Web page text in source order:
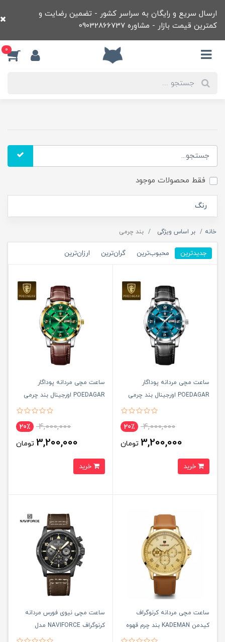
ارسال سریع و رایگان به سراسر کشور - تضمین رضایت و
کمترین قیمت بازار - مشاوره 09032866737
0
فقط محصولات موجود
رنگ
خانه بر اساس ویژگی بند چرمی
جدیدترین محبوب‌ترین گران‌ترین ارزان‌ترین
ساعت مچی مردانه پوداگار
POEDAGAR اورجينال بند چرمی
مشکی صفحه آبی نسخه اروپايی
4,000,000 20٪
3,200,000 تومان
ساعت مچی مردانه پوداگار
POEDAGAR اورجينال بند چرمی
مشکی صفحه سبز نسخه اروپايی
4,000,000 20٪
3,200,000 تومان
ساعت مچی مردانه کرنوگراف
کيدمن KADEMAN بند چرم قهوه
ساعت مچی نيوی فورس مردانه
کرنوگراف NAVIFORCE مدل